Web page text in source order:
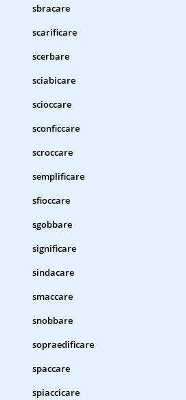
sbracare
scarificare
scerbare
sciabicare
scioccare
sconficcare
scroccare
semplificare
sfioccare
sgobbare
significare
sindacare
smaccare
snobbare
sopraedificare
spaccare
spiaccicare